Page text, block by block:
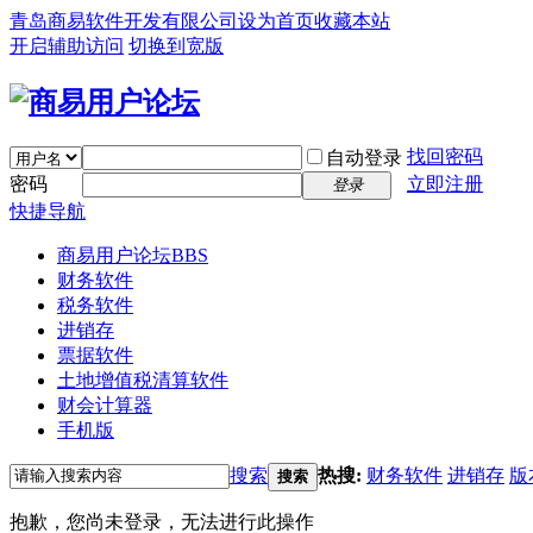
青岛商易软件开发有限公司 设为首页收藏本站
开启辅助访问 切换到宽版
自动登录 找回密码
密码
登录
立即注册
快捷导航
商易用户论坛BBS
财务软件
税务软件
进销存
票据软件
土地增值税清算软件
财会计算器
手机版
搜索 搜索 热搜: 财务软件 进销存 版
抱歉，您尚未登录，无法进行此操作